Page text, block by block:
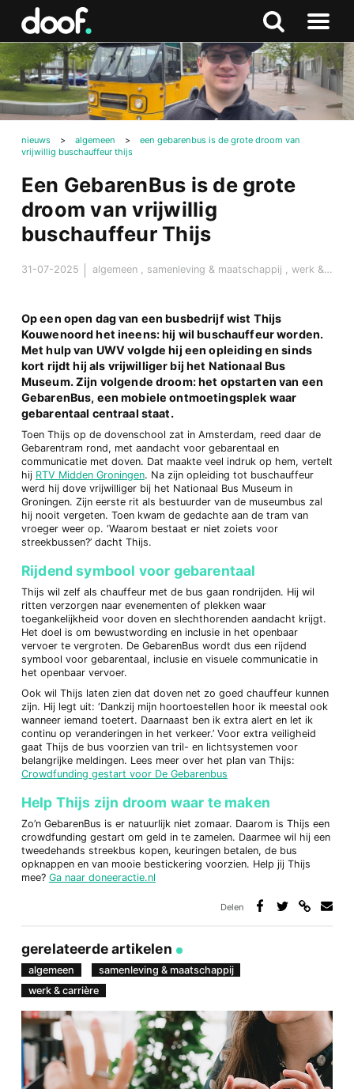
Zoeken
Naar
menu
nieuws > algemeen >
een gebarenbus is de grote droom van
vrijwillig buschauffeur thijs
Een GebarenBus is de grote
droom van vrijwillig
buschauffeur Thijs
31-07-2025 algemeen samenleving & maatschappij werk & carrière
Op een open dag van een busbedrijf wist Thijs
Kouwenoord het ineens: hij wil buschauffeur worden.
Met hulp van UWV volgde hij een opleiding en sinds
kort rijdt hij als vrijwilliger bij het Nationaal Bus
Museum. Zijn volgende droom: het opstarten van een
GebarenBus, een mobiele ontmoetingsplek waar
gebarentaal centraal staat.
Toen Thijs op de dovenschool zat in Amsterdam, reed daar de
Gebarentram rond, met aandacht voor gebarentaal en
communicatie met doven. Dat maakte veel indruk op hem, vertelt
hij RTV Midden Groningen. Na zijn opleiding tot buschauffeur
werd hij dove vrijwilliger bij het Nationaal Bus Museum in
Groningen. Zijn eerste rit als bestuurder van de museumbus zal
hij nooit vergeten. Toen kwam de gedachte aan de tram van
vroeger weer op. ‘Waarom bestaat er niet zoiets voor
streekbussen?’ dacht Thijs.
Rijdend symbool voor gebarentaal
Thijs wil zelf als chauffeur met de bus gaan rondrijden. Hij wil
ritten verzorgen naar evenementen of plekken waar
toegankelijkheid voor doven en slechthorenden aandacht krijgt.
Het doel is om bewustwording en inclusie in het openbaar
vervoer te vergroten. De GebarenBus wordt dus een rijdend
symbool voor gebarentaal, inclusie en visuele communicatie in
het openbaar vervoer.
Ook wil Thijs laten zien dat doven net zo goed chauffeur kunnen
zijn. Hij legt uit: ‘Dankzij mijn hoortoestellen hoor ik meestal ook
wanneer iemand toetert. Daarnaast ben ik extra alert en let ik
continu op veranderingen in het verkeer.’ Voor extra veiligheid
gaat Thijs de bus voorzien van tril- en lichtsystemen voor
belangrijke meldingen. Lees meer over het plan van Thijs:
Crowdfunding gestart voor De Gebarenbus
Help Thijs zijn droom waar te maken
Zo’n GebarenBus is er natuurlijk niet zomaar. Daarom is Thijs een
crowdfunding gestart om geld in te zamelen. Daarmee wil hij een
tweedehands streekbus kopen, keuringen betalen, de bus
opknappen en van mooie bestickering voorzien. Help jij Thijs
mee? Ga naar doneeractie.nl
Delen
gerelateerde artikelen
algemeen
samenleving & maatschappij
werk & carrière
Doof.nl
Zoeken
naar
boven